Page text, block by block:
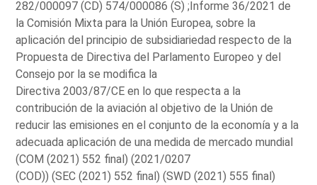
282/000097 (CD) 574/000086 (S) ;Informe 36/2021 de
la Comisión Mixta para la Unión Europea, sobre la
aplicación del principio de subsidiariedad respecto de la
Propuesta de Directiva del Parlamento Europeo y del
Consejo por la se modifica la
Directiva 2003/87/CE en lo que respecta a la
contribución de la aviación al objetivo de la Unión de
reducir las emisiones en el conjunto de la economía y a la
adecuada aplicación de una medida de mercado mundial
(COM (2021) 552 final) (2021/0207
(COD)) (SEC (2021) 552 final) (SWD (2021) 555 final)